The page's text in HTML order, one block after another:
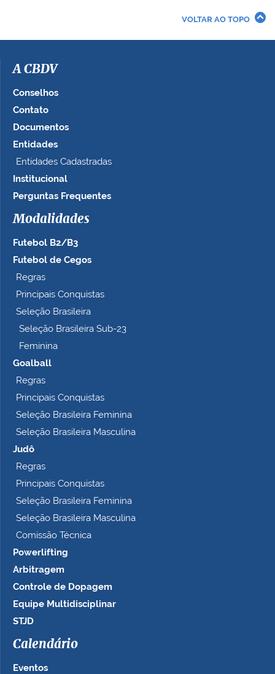
VOLTAR AO TOPO
A CBDV
Conselhos
Contato
Documentos
Entidades
Entidades Cadastradas
Institucional
Perguntas Frequentes
Modalidades
Futebol B2/B3
Futebol de Cegos
Regras
Principais Conquistas
Seleção Brasileira
Seleção Brasileira Sub-23
Feminina
Goalball
Regras
Principais Conquistas
Seleção Brasileira Feminina
Seleção Brasileira Masculina
Judô
Regras
Principais Conquistas
Seleção Brasileira Feminina
Seleção Brasileira Masculina
Comissão Técnica
Powerlifting
Arbitragem
Controle de Dopagem
Equipe Multidisciplinar
STJD
Calendário
Eventos